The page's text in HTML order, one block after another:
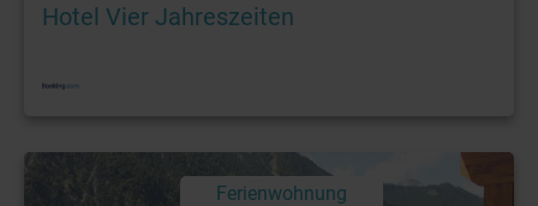
Hotel Vier Jahreszeiten
Ferienwohnung